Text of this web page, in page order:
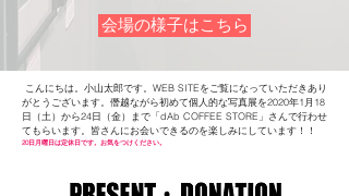
会場の様子はこちら
こんにちは。小山太郎です。WEB SITEをご覧になっていただきあり
がとうございます。僭越ながら初めて個人的な写真展を2020年1月18
日（土）から24日（金）まで「dAb COFFEE STORE」さんで行わせ
てもらいます。​皆さんにお会いできるのを楽しみにしています！！
20日月曜日は定休日です。お気をつけください。